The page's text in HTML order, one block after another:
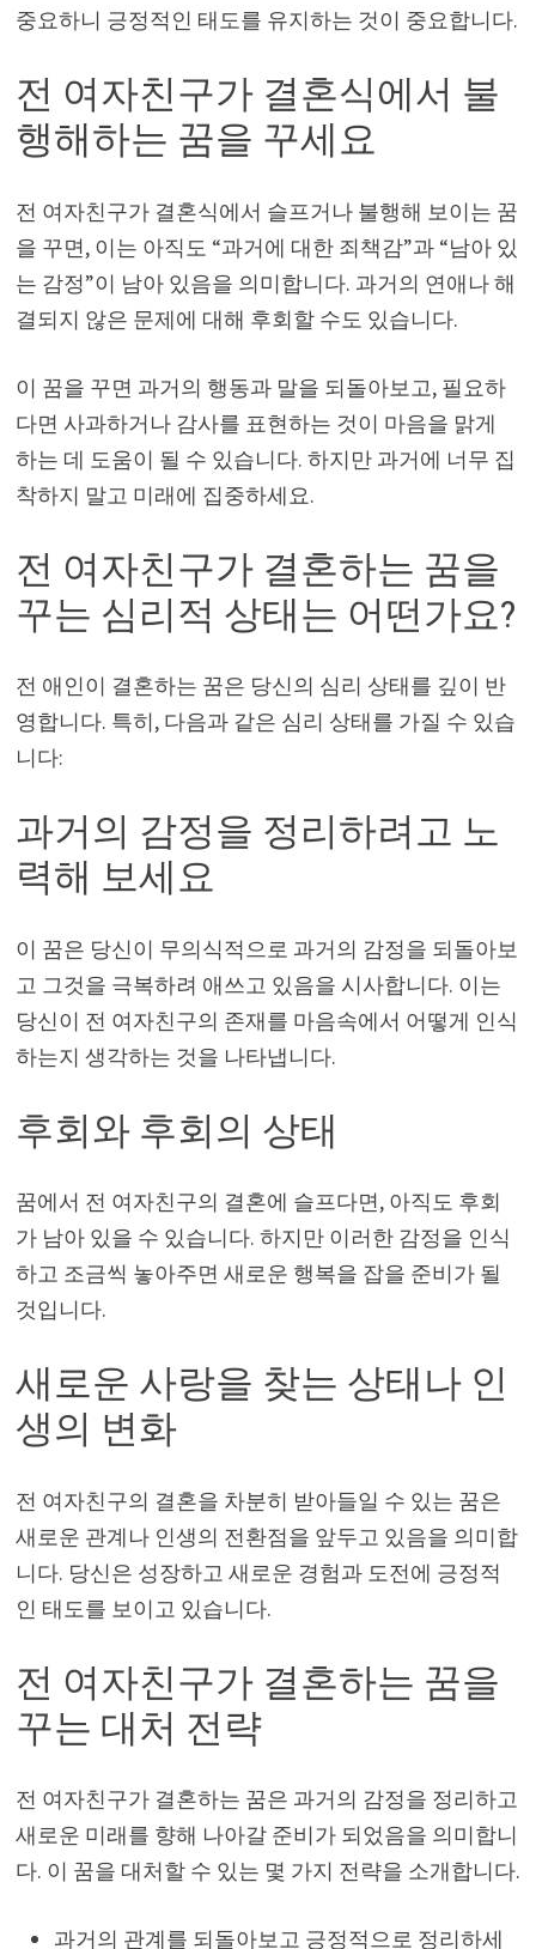
중요하니 긍정적인 태도를 유지하는 것이 중요합니다.
전 여자친구가 결혼식에서 불
행해하는 꿈을 꾸세요
전 여자친구가 결혼식에서 슬프거나 불행해 보이는 꿈
을 꾸면, 이는 아직도 “과거에 대한 죄책감”과 “남아 있
는 감정”이 남아 있음을 의미합니다. 과거의 연애나 해
결되지 않은 문제에 대해 후회할 수도 있습니다.
이 꿈을 꾸면 과거의 행동과 말을 되돌아보고, 필요하
다면 사과하거나 감사를 표현하는 것이 마음을 맑게
하는 데 도움이 될 수 있습니다. 하지만 과거에 너무 집
착하지 말고 미래에 집중하세요.
전 여자친구가 결혼하는 꿈을
꾸는 심리적 상태는 어떤가요?
전 애인이 결혼하는 꿈은 당신의 심리 상태를 깊이 반
영합니다. 특히, 다음과 같은 심리 상태를 가질 수 있습
니다:
과거의 감정을 정리하려고 노
력해 보세요
이 꿈은 당신이 무의식적으로 과거의 감정을 되돌아보
고 그것을 극복하려 애쓰고 있음을 시사합니다. 이는
당신이 전 여자친구의 존재를 마음속에서 어떻게 인식
하는지 생각하는 것을 나타냅니다.
후회와 후회의 상태
꿈에서 전 여자친구의 결혼에 슬프다면, 아직도 후회
가 남아 있을 수 있습니다. 하지만 이러한 감정을 인식
하고 조금씩 놓아주면 새로운 행복을 잡을 준비가 될
것입니다.
새로운 사랑을 찾는 상태나 인
생의 변화
전 여자친구의 결혼을 차분히 받아들일 수 있는 꿈은
새로운 관계나 인생의 전환점을 앞두고 있음을 의미합
니다. 당신은 성장하고 새로운 경험과 도전에 긍정적
인 태도를 보이고 있습니다.
전 여자친구가 결혼하는 꿈을
꾸는 대처 전략
전 여자친구가 결혼하는 꿈은 과거의 감정을 정리하고
새로운 미래를 향해 나아갈 준비가 되었음을 의미합니
다. 이 꿈을 대처할 수 있는 몇 가지 전략을 소개합니다.
과거의 관계를 되돌아보고 긍정적으로 정리하세